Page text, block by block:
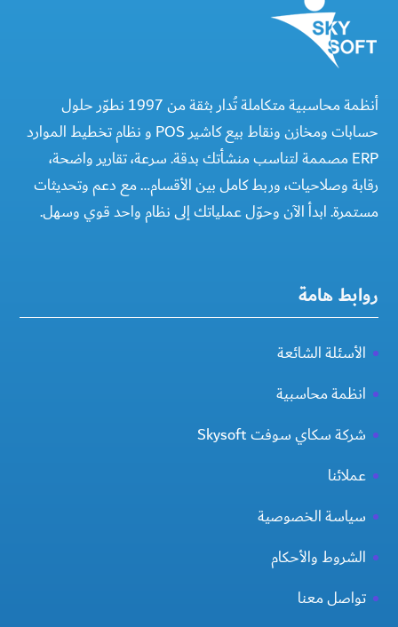
أنظمة محاسبية متكاملة تُدار بثقة من 1997 نطوّر حلول
حسابات ومخازن ونقاط بيع كاشير POS و نظام تخطيط الموارد
ERP مصممة لتناسب منشأتك بدقة. سرعة، تقارير واضحة،
رقابة وصلاحيات، وربط كامل بين الأقسام… مع دعم وتحديثات
مستمرة. ابدأ الآن وحوّل عملياتك إلى نظام واحد قوي وسهل.
روابط هامة
الأسئلة الشائعة
انظمة محاسبية
شركة سكاي سوفت Skysoft
عملائنا
سياسة الخصوصية
الشروط والأحكام
تواصل معنا